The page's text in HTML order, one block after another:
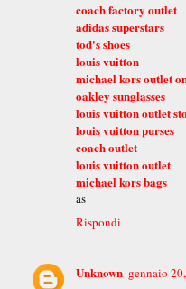
coach factory outlet
adidas superstars
tod's shoes
louis vuitton
michael kors outlet
oakley sunglasses
louis vuitton outlet
louis vuitton purses
coach outlet
louis vuitton outlet
michael kors bags
as
Rispondi
Unknown gennaio